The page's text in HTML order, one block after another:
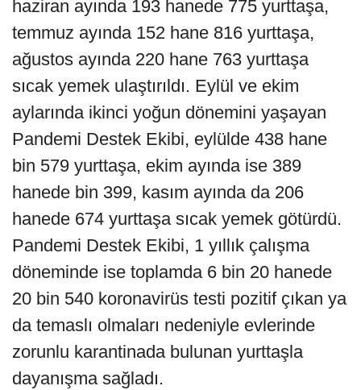
haziran ayında 193 hanede 775 yurttaşa,
temmuz ayında 152 hane 816 yurttaşa,
ağustos ayında 220 hane 763 yurttaşa
sıcak yemek ulaştırıldı. Eylül ve ekim
aylarında ikinci yoğun dönemini yaşayan
Pandemi Destek Ekibi, eylülde 438 hane
bin 579 yurttaşa, ekim ayında ise 389
hanede bin 399, kasım ayında da 206
hanede 674 yurttaşa sıcak yemek götürdü.
Pandemi Destek Ekibi, 1 yıllık çalışma
döneminde ise toplamda 6 bin 20 hanede
20 bin 540 koronavirüs testi pozitif çıkan ya
da temaslı olmaları nedeniyle evlerinde
zorunlu karantinada bulunan yurttaşla
dayanışma sağladı.